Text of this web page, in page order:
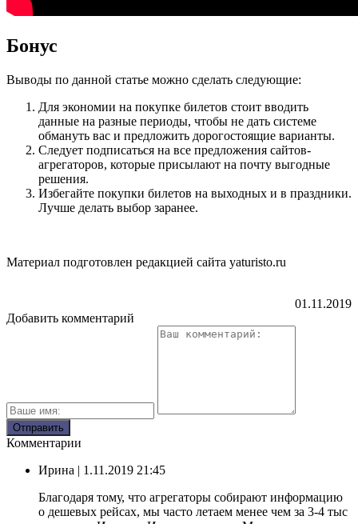
Бонус
Выводы по данной статье можно сделать следующие:
Для экономии на покупке билетов стоит вводить
данные на разные периоды, чтобы не дать системе
обмануть вас и предложить дорогостоящие варианты.
Следует подписаться на все предложения сайтов-
агрегаторов, которые присылают на почту выгодные
решения.
Избегайте покупки билетов на выходных и в праздники.
Лучше делать выбор заранее.
Материал подготовлен редакцией сайта yaturisto.ru
01.11.2019
Добавить комментарий
Комментарии
Ирина | 1.11.2019 21:45
Благодаря тому, что агрегаторы собирают информацию
о дешевых рейсах, мы часто летаем менее чем за 3-4 тыс